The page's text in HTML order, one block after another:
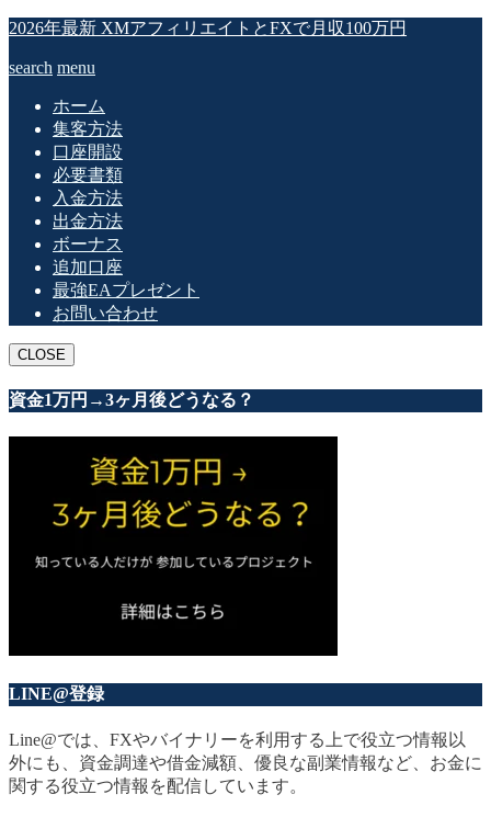
2026年最新 XMアフィリエイトとFXで月収100万円
search menu
ホーム
集客方法
口座開設
必要書類
入金方法
出金方法
ボーナス
追加口座
最強EAプレゼント
お問い合わせ
CLOSE
資金1万円→3ヶ月後どうなる？
LINE@登録
Line@では、FXやバイナリーを利用する上で役立つ情報以
外にも、資金調達や借金減額、優良な副業情報など、お金に
関する役立つ情報を配信しています。